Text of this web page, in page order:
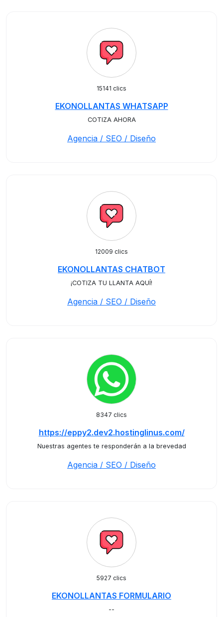
15141 clics
EKONOLLANTAS WHATSAPP
COTIZA AHORA
Agencia / SEO / Diseño
12009 clics
EKONOLLANTAS CHATBOT
¡COTIZA TU LLANTA AQUÍ!
Agencia / SEO / Diseño
8347 clics
https://eppy2.dev2.hostinglinus.com/
Nuestras agentes te responderán a la brevedad
Agencia / SEO / Diseño
5927 clics
EKONOLLANTAS FORMULARIO
--